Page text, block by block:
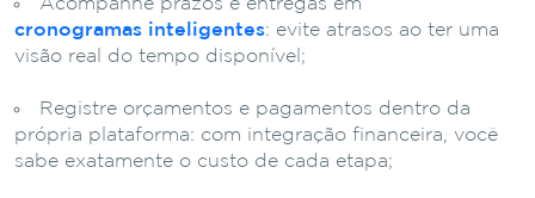
Acompanhe prazos e entregas em
cronogramas inteligentes: evite atrasos ao ter uma
visão real do tempo disponível;
Registre orçamentos e pagamentos dentro da
própria plataforma: com integração financeira, você
sabe exatamente o custo de cada etapa;